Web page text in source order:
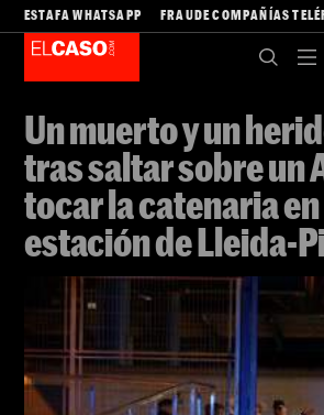
ESTAFA WHATSAPP FRAUDE COMPAÑÍAS
Un muerto y un
tras saltar sobre un
tocar la catenaria
estación de Lleida-